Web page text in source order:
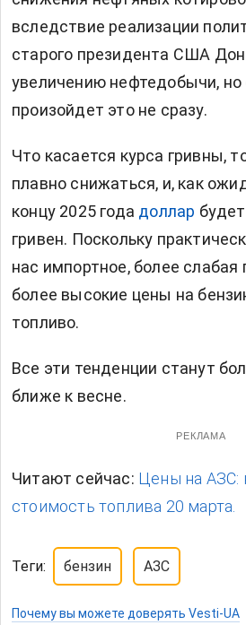
вследствие реализации
старого президента США
увеличению нефтедобычи, но
произойдет это не сразу.
Что касается курса гривны,
плавно снижаться, и, как
концу 2025 года доллар
гривен. Поскольку
нас импортное, более слабая
более высокие цены на
топливо.
Все эти тенденции станут
ближе к весне.
РЕКЛАМА
Читают сейчас: Цены на АЗС:
стоимость топлива 20 марта.
Теги: бензин АЗС
Почему вы можете доверять Vesti-UA